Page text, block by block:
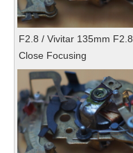
F2.8 / Vivitar 135mm F2.8
Close Focusing